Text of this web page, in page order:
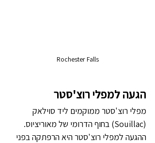
Rochester Falls
הגעה למפלי רוצ'סטר
מפלי רוצ'סטר ממוקמים ליד סוילאק
(Souillac) בחוף הדרומי של מאוריציוס.
ההגעה למפלי רוצ'סטר היא הרפתקה בפני